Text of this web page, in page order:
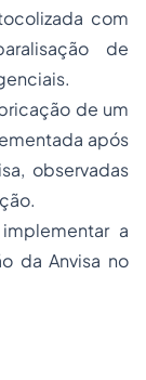
com
de
de um
após
observadas
a
da Anvisa no